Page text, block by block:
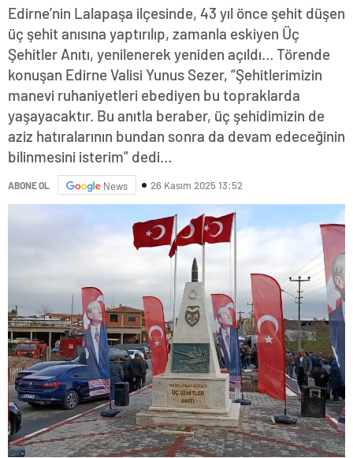
Edirne’nin Lalapaşa ilçesinde, 43 yıl önce şehit düşen
üç şehit anısına yaptırılıp, zamanla eskiyen Üç
Şehitler Anıtı, yenilenerek yeniden açıldı… Törende
konuşan Edirne Valisi Yunus Sezer, “Şehitlerimizin
manevi ruhaniyetleri ebediyen bu topraklarda
yaşayacaktır. Bu anıtla beraber, üç şehidimizin de
aziz hatıralarının bundan sonra da devam edeceğinin
bilinmesini isterim” dedi…
ABONE OL News 26 Kasım 2025 13:52